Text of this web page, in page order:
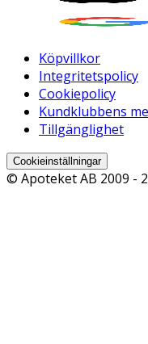
Köpvillkor
Integritetspolicy
Cookiepolicy
Kundklubbens
Tillgänglighet
Cookieinställningar
© Apoteket AB 2009 -